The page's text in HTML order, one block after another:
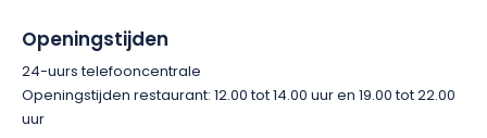
Openingstijden
24-uurs telefooncentrale
Openingstijden restaurant: 12.00 tot 14.00 uur en 19.00 tot 22.00
uur